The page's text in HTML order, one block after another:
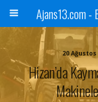
20 Ağustos
Hizan’da